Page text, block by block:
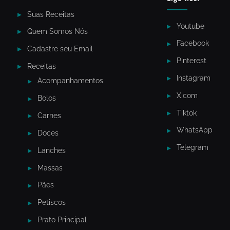
Suas Receitas
Quem Somos Nós
Cadastre seu Email
Receitas
Acompanhamentos
Bolos
Carnes
Doces
Lanches
Massas
Pães
Petiscos
Prato Principal
Youtube
Facebook
Pinterest
Instagram
X.com
Tiktok
WhatsApp
Telegram